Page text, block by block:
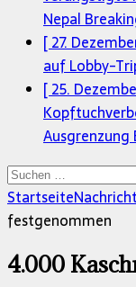
Nepal
[ 27.
auf Lobby-
[ 25.
Ausgrenzung
Suchen
nach:
Startseite
festgenommen
4.000